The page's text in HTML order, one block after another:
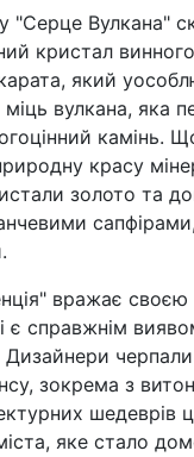
"Серце Вулкана"
кристал
який
вулкана, яка
камінь.
красу
золото та
вражає своєю
є справжнім
Дизайнери
зокрема з
шедеврів
яке стало